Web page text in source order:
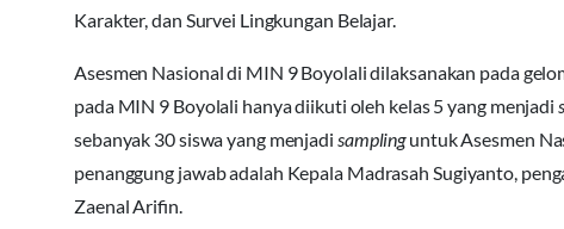
Karakter, dan Survei Lingkungan Belajar.
Asesmen Nasional di MIN 9 Boyolali dilaksanakan pada
pada MIN 9 Boyolali hanya diikuti oleh kelas 5 yang menjadi
sebanyak 30 siswa yang menjadi samplinguntuk Asesmen
penanggung jawab adalah Kepala Madrasah Sugiyanto,
Zaenal Arifin.